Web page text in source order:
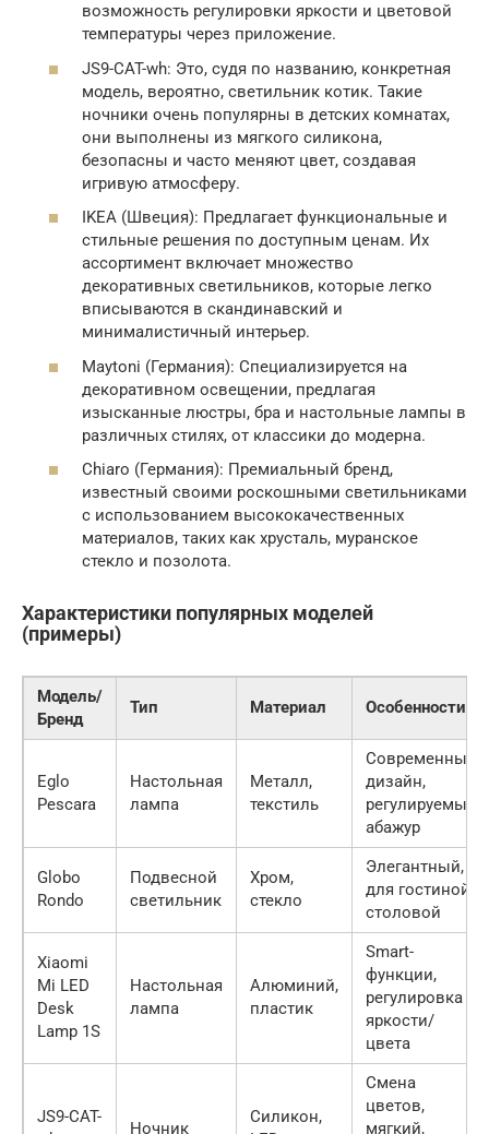
возможность регулировки яркости и цветовой
температуры через приложение.
JS9-CAT-wh: Это, судя по названию, конкретная
модель, вероятно, светильник котик. Такие
ночники очень популярны в детских комнатах,
они выполнены из мягкого силикона,
безопасны и часто меняют цвет, создавая
игривую атмосферу.
IKEA (Швеция): Предлагает функциональные и
стильные решения по доступным ценам. Их
ассортимент включает множество
декоративных светильников, которые легко
вписываются в скандинавский и
минималистичный интерьер.
Maytoni (Германия): Специализируется на
декоративном освещении, предлагая
изысканные люстры, бра и настольные лампы в
различных стилях, от классики до модерна.
Chiaro (Германия): Премиальный бренд,
известный своими роскошными светильниками
с использованием высококачественных
материалов, таких как хрусталь, муранское
стекло и позолота.
Характеристики популярных моделей
(примеры)
Модель/
Бренд
Тип Материал Особенности
Eglo
Pescara
Настольная
лампа
Металл,
текстиль
Современный
дизайн,
регулируемый
абажур
Globo
Rondo
Подвесной
светильник
Хром,
стекло
Элегантный,
для гостиной/
столовой
Xiaomi
Mi LED
Desk
Lamp 1S
Настольная
лампа
Алюминий,
пластик
Smart-
функции,
регулировка
яркости/
цвета
JS9-CAT-
Ночник
Силикон,
Смена
цветов,
мягкий,